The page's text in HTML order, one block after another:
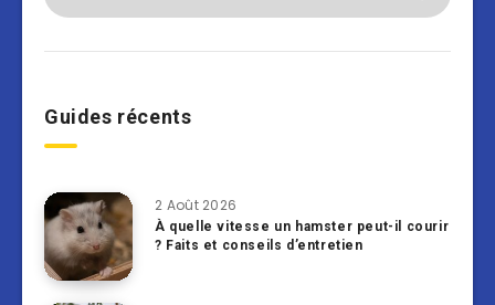
Guides récents
2 Août 2026
À quelle vitesse un hamster peut-il courir
? Faits et conseils d’entretien